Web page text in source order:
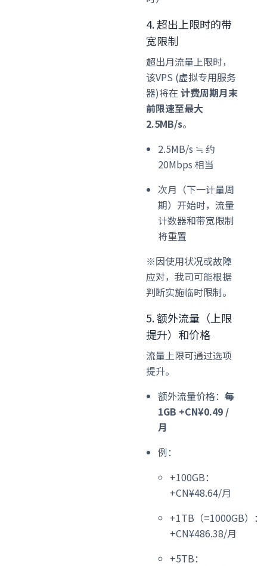
4. 超出上限时的带
宽限制
超出月流量上限时，
该VPS (虚拟专用服务
器)将在计费周期月末
前限速至最大
2.5MB/s。
2.5MB/s ≒ 约
20Mbps 相当
次月（下一计量周
期）开始时，流量
计数器和带宽限制
将重置
※因使用状况或故障
应对，我司可能根据
判断实施临时限制。
5. 额外流量（上限
提升）和价格
流量上限可通过选项
提升。
额外流量价格：每
1GB +CN¥0.49 /
月
例：
+100GB：
+CN¥48.64/月
+1TB（=1000GB）：
+CN¥486.38/月
+5TB：